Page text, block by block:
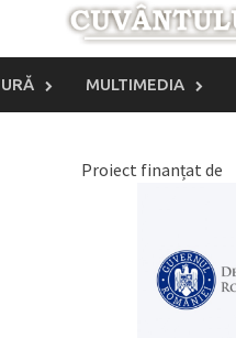
MULTIMEDIA
Proiect finanțat de